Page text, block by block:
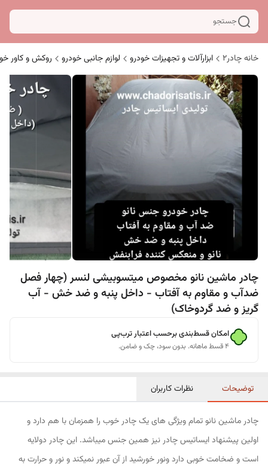
جستجو
خانه چادر۲ ابزارآلات و تجهیزات خودرو لوازم جانبی خودرو روکش و کاور
چادر ماشین نانو مخصوص میتسوبیشی لنسر (چهار فصل
ضدآب و مقاوم به آفتاب - داخل پنبه و ضد خش - آب
گریز و ضد گردوخاک)
امکان قسط‌بندی برحسب اعتبار ترب‌پی
۴ قسط ماهانه. بدون سود، چک و ضامن.
توضیحات نظرات کاربران
چادر ماشین نانو تمام ویژگی های یک چادر خوب را همزمان با هم دارد و
اولین پیشنهاد ایساتیس چادر نیز همین جنس میباشد. این چادر دولایه
است و ضخامت خوبی دارد ونور خورشید از آن عبور نمیکند و نور و حرارت به